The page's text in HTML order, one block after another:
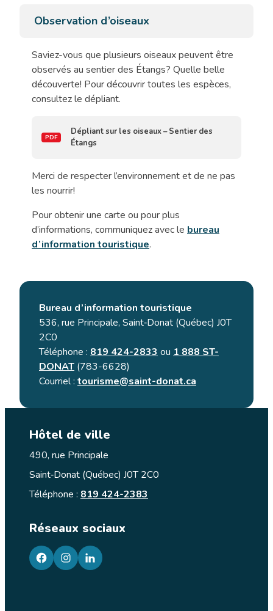
Observation d’oiseaux
Saviez-vous que plusieurs oiseaux peuvent être
observés au sentier des Étangs? Quelle belle
découverte! Pour découvrir toutes les espèces,
consultez le dépliant.
Dépliant sur les oiseaux – Sentier des
Étangs
Merci de respecter l’environnement et de ne pas
les nourrir!
Pour obtenir une carte ou pour plus
d’informations, communiquez avec le bureau
d’information touristique.
Bureau d’information touristique
536, rue Principale, Saint‑Donat (Québec) J0T
2C0
Téléphone : 819 424-2833 ou 1 888 ST-
DONAT (783-6628)
Courriel : tourisme@saint-donat.ca
Hôtel de ville
490, rue Principale
Saint‑Donat (Québec) J0T 2C0
Téléphone : 819 424-2383
Réseaux sociaux
facebookgoogleplusgoogleplus